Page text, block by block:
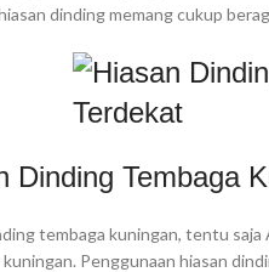
dinding memang cukup
Dinding Tembaga
tembaga kuningan, tentu
Penggunaan hiasan